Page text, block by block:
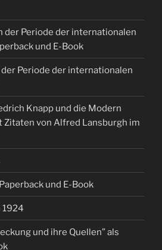
der Periode der internationalen
und E-Book
Periode der internationalen
Knapp und die Modern
Zitaten von Alfred Lansburgh im
und E-Book
1924
und ihre Quellen” als